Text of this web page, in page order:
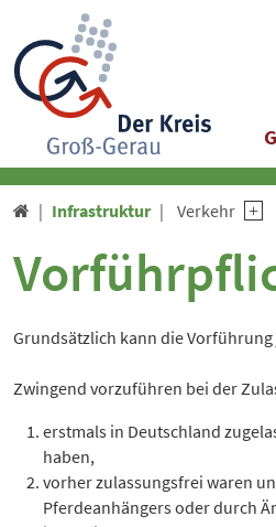
 Infrastruktur Verkehr
Grundsätzlich kann die
Zwingend vorzuführen bei der
erstmals in Deutschland
haben,
vorher zulassungsfrei waren
Pferdeanhängers oder durch